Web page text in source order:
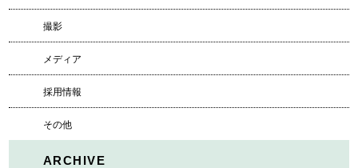
撮影
メディア
採用情報
その他
ARCHIVE